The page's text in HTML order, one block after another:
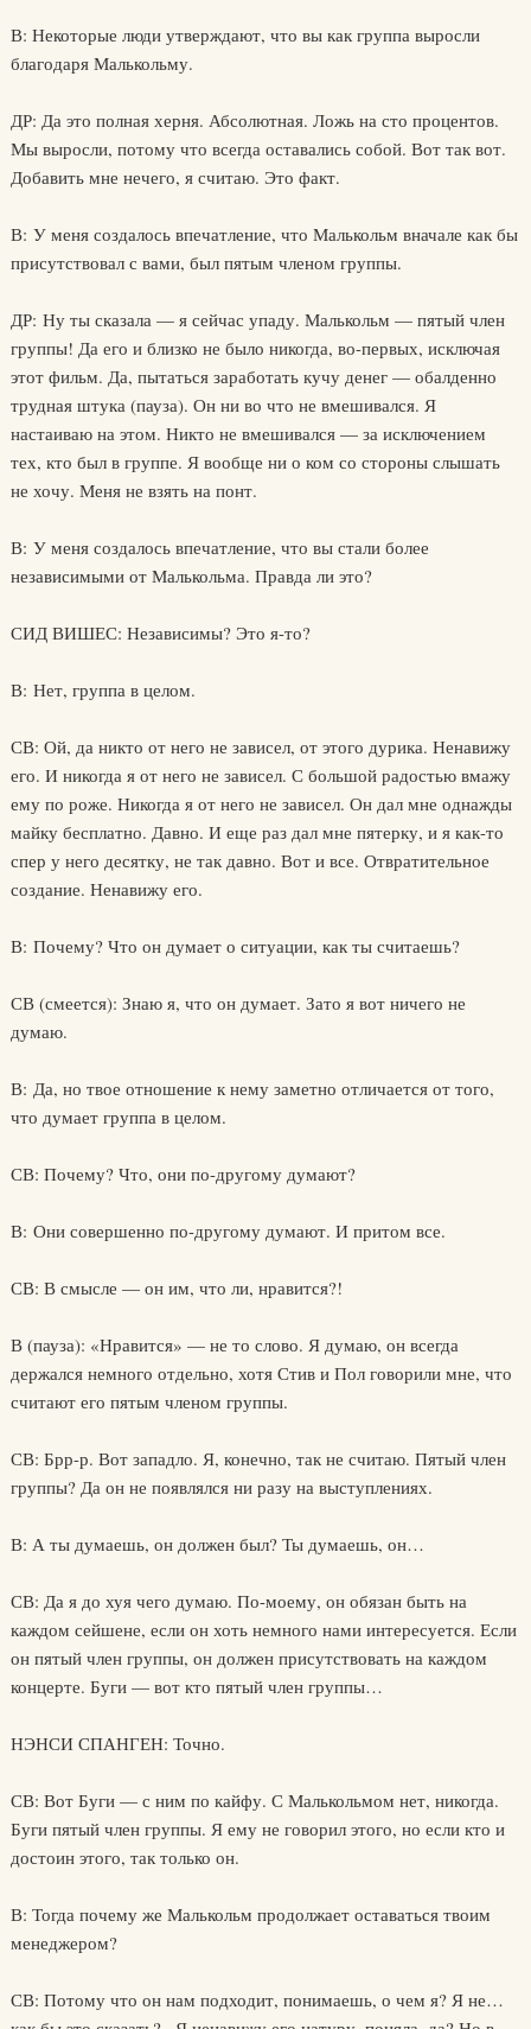
В: Некоторые люди утверждают, что вы как группа выросли
благодаря Малькольму.
ДР: Да это полная херня. Абсолютная. Ложь на сто процентов.
Мы выросли, потому что всегда оставались собой. Вот так вот.
Добавить мне нечего, я считаю. Это факт.
В: У меня создалось впечатление, что Малькольм вначале как бы
присутствовал с вами, был пятым членом группы.
ДР: Ну ты сказала — я сейчас упаду. Малькольм — пятый член
группы! Да его и близко не было никогда, во-первых, исключая
этот фильм. Да, пытаться заработать кучу денег — обалденно
трудная штука (пауза). Он ни во что не вмешивался. Я
настаиваю на этом. Никто не вмешивался — за исключением
тех, кто был в группе. Я вообще ни о ком со стороны слышать
не хочу. Меня не взять на понт.
В: У меня создалось впечатление, что вы стали более
независимыми от Малькольма. Правда ли это?
СИД ВИШЕС: Независимы? Это я-то?
В: Нет, группа в целом.
СВ: Ой, да никто от него не зависел, от этого дурика. Ненавижу
его. И никогда я от него не зависел. С большой радостью вмажу
ему по роже. Никогда я от него не зависел. Он дал мне однажды
майку бесплатно. Давно. И еще раз дал мне пятерку, и я как-то
спер у него десятку, не так давно. Вот и все. Отвратительное
создание. Ненавижу его.
В: Почему? Что он думает о ситуации, как ты считаешь?
СВ (смеется): Знаю я, что он думает. Зато я вот ничего не
думаю.
В: Да, но твое отношение к нему заметно отличается от того,
что думает группа в целом.
СВ: Почему? Что, они по-другому думают?
В: Они совершенно по-другому думают. И притом все.
СВ: В смысле — он им, что ли, нравится?!
В (пауза): «Нравится» — не то слово. Я думаю, он всегда
держался немного отдельно, хотя Стив и Пол говорили мне, что
считают его пятым членом группы.
СВ: Брр-р. Вот западло. Я, конечно, так не считаю. Пятый член
группы? Да он не появлялся ни разу на выступлениях.
В: А ты думаешь, он должен был? Ты думаешь, он…
СВ: Да я до хуя чего думаю. По-моему, он обязан быть на
каждом сейшене, если он хоть немного нами интересуется. Если
он пятый член группы, он должен присутствовать на каждом
концерте. Буги — вот кто пятый член группы…
НЭНСИ СПАНГЕН: Точно.
СВ: Вот Буги — с ним по кайфу. С Малькольмом нет, никогда.
Буги пятый член группы. Я ему не говорил этого, но если кто и
достоин этого, так только он.
В: Тогда почему же Малькольм продолжает оставаться твоим
менеджером?
СВ: Потому что он нам подходит, понимаешь, о чем я? Я не…